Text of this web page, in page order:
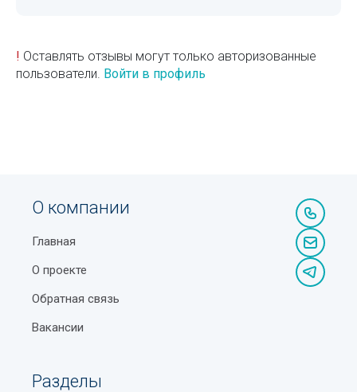
! Оставлять отзывы могут только авторизованные
пользователи. Войти в профиль
О компании
Главная
О проекте
Обратная связь
Вакансии
Разделы